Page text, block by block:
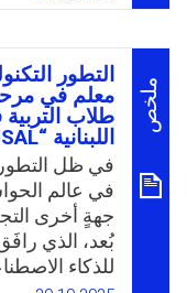
ضرورة تعزيز
ركائز أساسية
على خصوصية
وعليه، جاءت
استراتيجية
تحليل الواقع
المستقبل،
على بناء
تؤهلها
على قيمها
ملخص
التطور
معلم في
طلاب
اللبنانية “USAL”
في ظل التطور
في عالم
جهةٍ أخرى
للذكاء